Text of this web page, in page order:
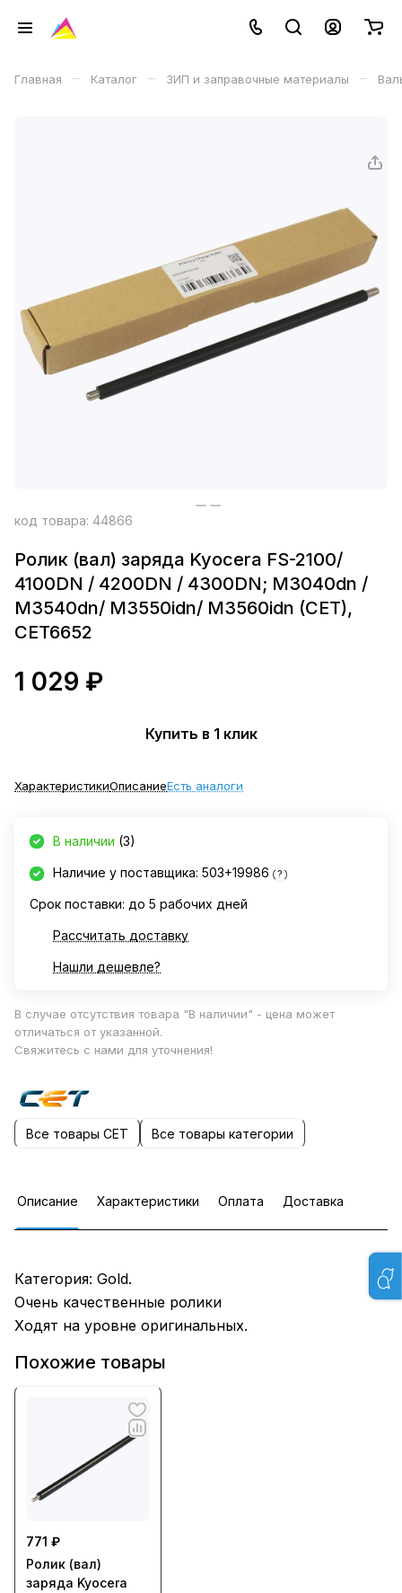
Главная – Каталог – ЗИП и заправочные материалы –
код товара: 44866
Ролик (вал) заряда Kyocera FS-2100/
4100DN / 4200DN / 4300DN; M3040dn /
M3540dn/ M3550idn/ M3560idn (CET),
CET6652
1 029 ₽
Купить в 1 клик
ХарактеристикиОписаниеЕсть аналоги
В наличии (3)
Наличие у поставщика: 503+19986 ?
Срок поставки: до 5 рабочих дней
Рассчитать доставку
Нашли дешевле?
В случае отсутствия товара "В наличии" - цена может
отличаться от указанной.
Свяжитесь с нами для уточнения!
Все товары CET Все товары категории
Описание Характеристики Оплата Доставка
Категория: Gold.
Очень качественные ролики
Ходят на уровне оригинальных.
Похожие товары
771 ₽
Ролик (вал)
заряда Kyocera